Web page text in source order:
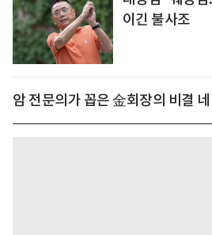
이긴 불사조
암 전문의가 꼽은 金회장의 비결 네